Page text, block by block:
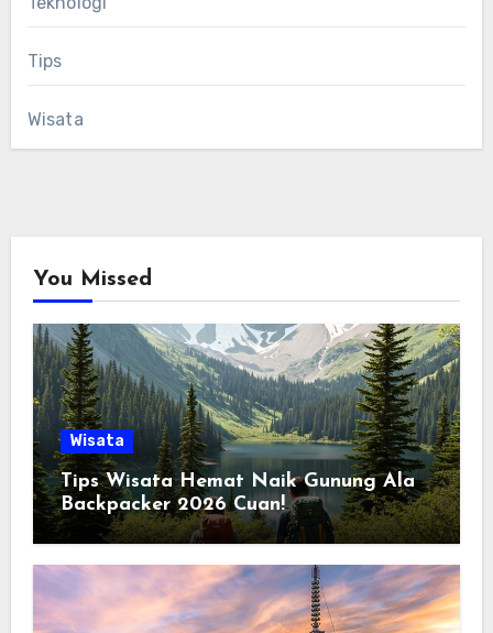
Tips
Wisata
You Missed
Wisata
Tips Wisata Hemat Naik Gunung Ala
Backpacker 2026 Cuan!